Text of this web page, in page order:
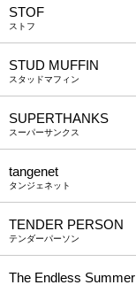
STOF
ストフ
STUD MUFFIN
スタッドマフィン
SUPERTHANKS
スーパーサンクス
tangenet
タンジェネット
TENDER PERSON
テンダーパーソン
The Endless Summer